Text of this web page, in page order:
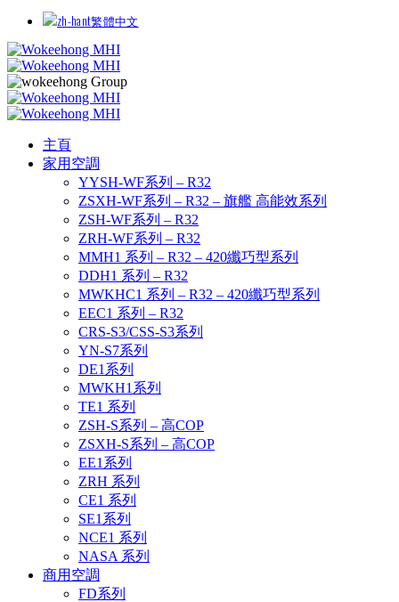
繁體中文
主頁
家用空調
YYSH-WF系列 – R32
ZSXH-WF系列 – R32 – 旗艦 高能效系列
ZSH-WF系列 – R32
ZRH-WF系列 – R32
MMH1 系列 – R32 – 420纖巧型系列
DDH1 系列 – R32
MWKHC1 系列 – R32 – 420纖巧型系列
EEC1 系列 – R32
CRS-S3/CSS-S3系列
YN-S7系列
DE1系列
MWKH1系列
TE1 系列
ZSH-S系列 – 高COP
ZSXH-S系列 – 高COP
EE1系列
ZRH 系列
CE1 系列
SE1系列
NCE1 系列
NASA 系列
商用空調
FD系列